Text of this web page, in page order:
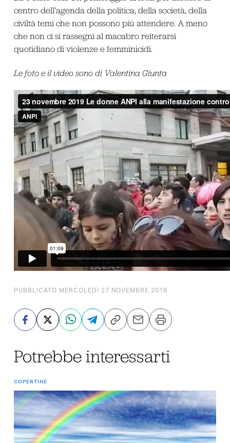
centro dell’agenda della politica, della società, della
civiltà temi che non possono più attendere. A meno
che non ci si rassegni al macabro reiterarsi
quotidiano di violenze e femminicidi.
Le foto e il video sono di Valentina Giunta
PUBBLICATO MERCOLEDÌ 27 NOVEMBRE 2019
Potrebbe interessarti
COPERTINE